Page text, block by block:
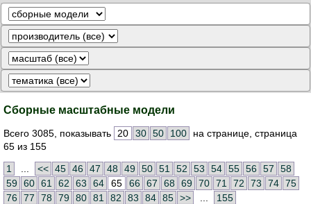
Сборные масштабные модели
Всего 3085, показывать 20 30 50 100
на странице, страница
65 из 155
1
<< 45 46 47 48 49 50 51 52 53 54 55 56 57
58
59 60 61 62 63 64 65 66 67 68 69 70 71 72 73 74 75
76
77 78 79 80 81 82 83 84 85 >> 155